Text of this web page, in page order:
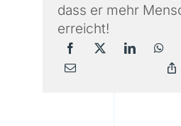
dass er mehr
erreicht!